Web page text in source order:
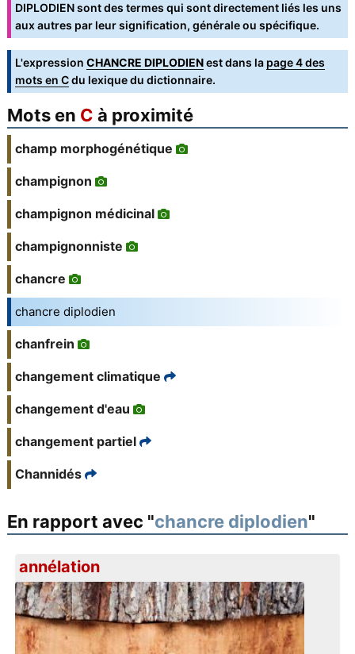
DIPLODIEN sont des termes qui sont directement liés les uns
aux autres par leur signification, générale ou spécifique.
L'expression CHANCRE DIPLODIENest dans la page 4 des
mots en Cdu lexique du dictionnaire.
Mots en C à proximité
champ morphogénétique
champignon
champignon médicinal
champignonniste
chancre
chancre diplodien
chanfrein
changement climatique
changement d'eau
changement partiel
Channidés
En rapport avec "chancre diplodien"
annélation